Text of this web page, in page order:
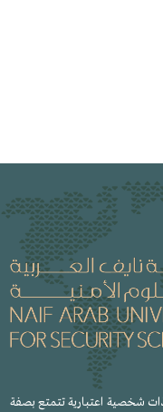
شخصية اعتبارية تتمتع بصفة